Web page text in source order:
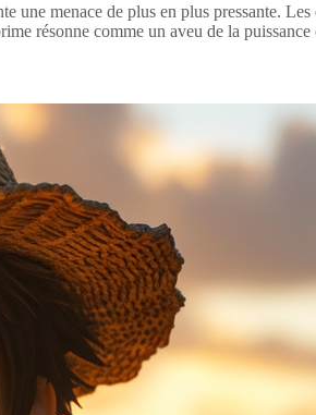
menace de plus en plus pressante.
résonne comme un aveu de la